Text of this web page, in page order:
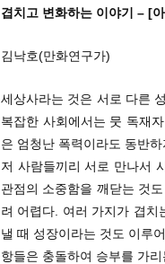
겹치고 변화하는 이야기 – [
김낙호(만화연구가)
세상사라는 것은 서로 다른
복잡한 사회에서는 뭇 독재
은 엄청난 폭력이라도 동반
저 사람들끼리 서로 만나서
관점의 소중함을 깨닫는 것
려 어렵다. 여러 가지가 겹치
낼 때 성장이라는 것도 이루
항들은 충돌하여 승부를 가